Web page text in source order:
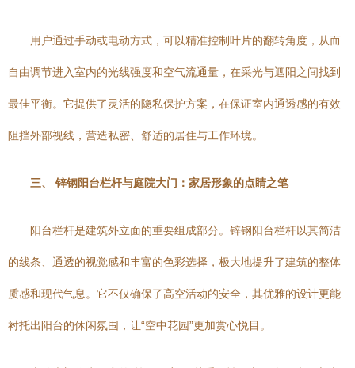
用户通过手动或电动方式，可以精准控制叶片的翻转角度，从而
自由调节进入室内的光线强度和空气流通量，在采光与遮阳之间找到
最佳平衡。它提供了灵活的隐私保护方案，在保证室内通透感的有效
阻挡外部视线，营造私密、舒适的居住与工作环境。
三、 锌钢阳台栏杆与庭院大门：家居形象的点睛之笔
阳台栏杆是建筑外立面的重要组成部分。锌钢阳台栏杆以其简洁
的线条、通透的视觉感和丰富的色彩选择，极大地提升了建筑的整体
质感和现代气息。它不仅确保了高空活动的安全，其优雅的设计更能
衬托出阳台的休闲氛围，让“空中花园”更加赏心悦目。